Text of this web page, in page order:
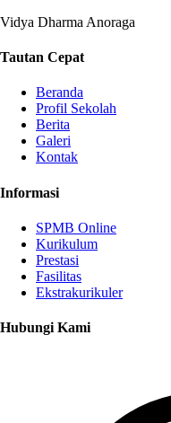
Vidya Dharma Anoraga
Tautan Cepat
Beranda
Profil Sekolah
Berita
Galeri
Kontak
Informasi
SPMB Online
Kurikulum
Prestasi
Fasilitas
Ekstrakurikuler
Hubungi Kami